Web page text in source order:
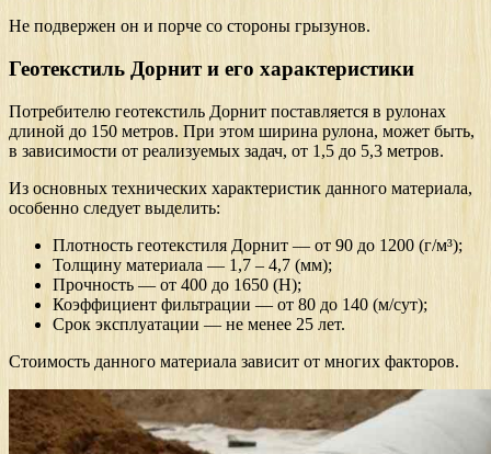
Не подвержен он и порче со стороны грызунов.
Геотекстиль Дорнит и его характеристики
Потребителю геотекстиль Дорнит поставляется в рулонах
длиной до 150 метров. При этом ширина рулона, может быть,
в зависимости от реализуемых задач, от 1,5 до 5,3 метров.
Из основных технических характеристик данного материала,
особенно следует выделить:
Плотность геотекстиля Дорнит — от 90 до 1200 (г/м³);
Толщину материала — 1,7 – 4,7 (мм);
Прочность — от 400 до 1650 (H);
Коэффициент фильтрации — от 80 до 140 (м/сут);
Срок эксплуатации — не менее 25 лет.
Стоимость данного материала зависит от многих факторов.